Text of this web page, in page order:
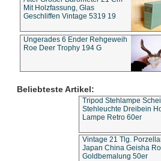
Mit Holzfassung, Glas
Geschliffen Vintage 5319 19
Ungerades 6 Ender Rehgeweih
Roe Deer Trophy 194 G
Beliebteste Artikel:
Tripod Stehlampe
Stehleuchte Dreibein
Lampe Retro 60er
Vintage 21 Tlg.
Japan China Geisha
Goldbemalung 50er